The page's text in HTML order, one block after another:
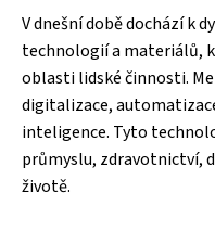
V dnešní době dochází k
technologií a materiálů,
oblasti lidské činnosti.
digitalizace,
inteligence. Tyto
průmyslu, zdravotnictví,
životě.